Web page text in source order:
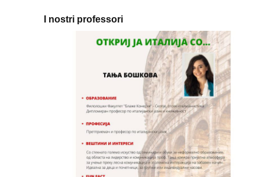
I nostri professori